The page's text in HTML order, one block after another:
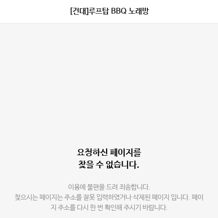
[건대]루프탑 BBQ 노래방
요청하신 페이지를
찾을 수 없습니다.
이용에 불편을 드려 죄송합니다.
찾으시는 페이지는 주소를 잘못 입력하였거나 삭제된 페이지 입니다. 페이
지 주소를 다시 한 번 확인해 주시기 바랍니다.